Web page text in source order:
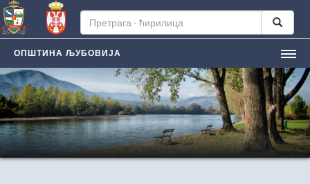
ОПШТИНА ЉУБОВИЈА
НАСЛОВНА
ЉУБОВИЈA
Лична карта града
Историјат